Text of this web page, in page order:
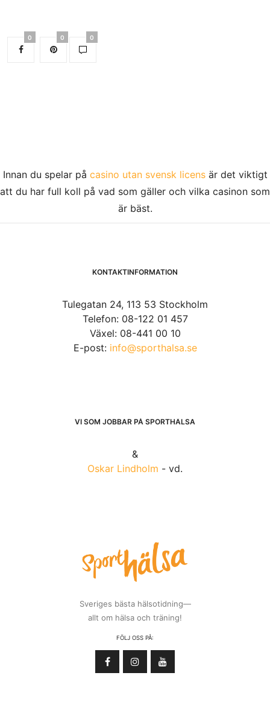
0 0 0
Innan du spelar på casino utan svensk licensär det viktigt
att du har full koll på vad som gäller och vilka casinon som
är bäst.
KONTAKTINFORMATION
Tulegatan 24, 113 53 Stockholm
Telefon: 08-122 01 457
Växel: 08-441 00 10
E-post: info@sporthalsa.se
VI SOM JOBBAR PÅ SPORTHÄLSA
&
Oskar Lindholm - vd.
Sveriges bästa hälsotidning—
allt om hälsa och träning!
FÖLJ OSS PÅ: